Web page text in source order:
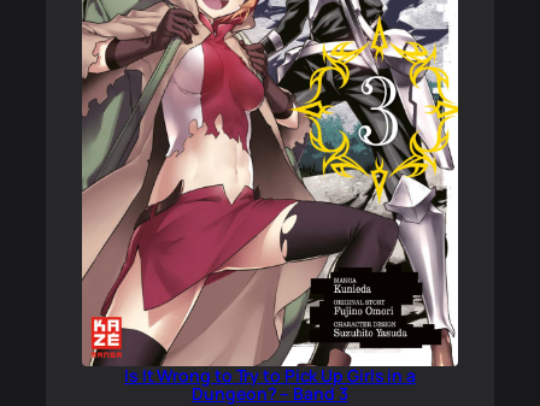
Is It Wrong to Try to Pick Up Girls in a
Dungeon? – Band 3